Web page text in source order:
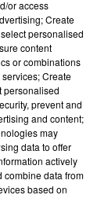
aussi
or access
Create
personalised
content
or combinations
Create
personalised
prevent and
and content;
may
data to offer
actively
combine data from
based on